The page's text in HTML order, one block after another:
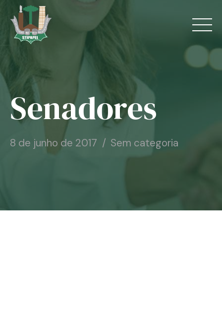
content
O Sindicato
Senadores
8 de junho de 2017 Sem categoria